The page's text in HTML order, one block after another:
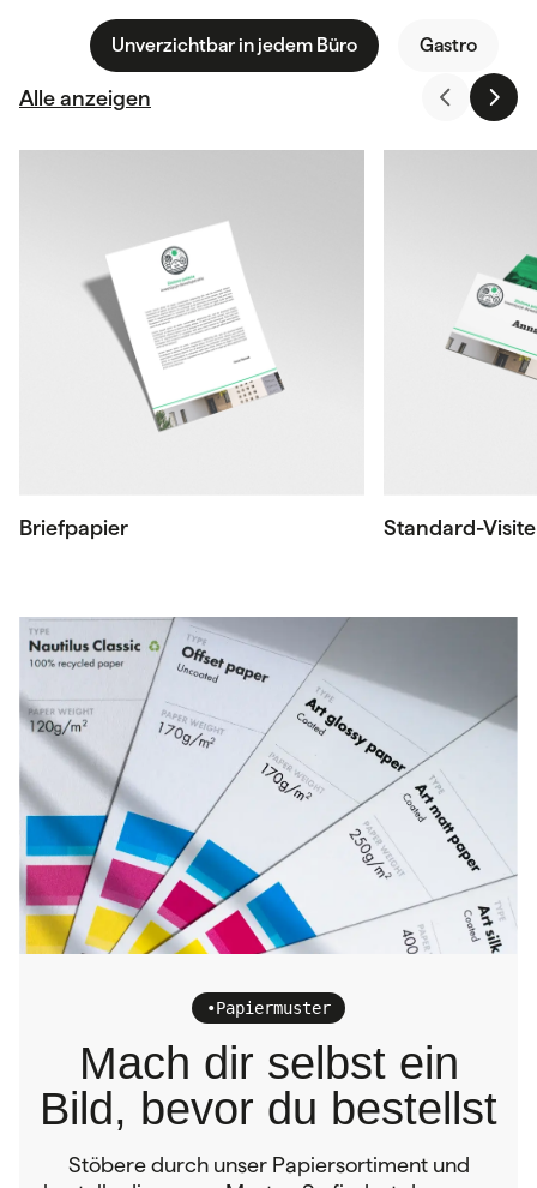
Unverzichtbar in jedem Büro Gastro
Alle anzeigen
Briefpapier Standard-
•Papiermuster
Mach dir selbst ein
Bild, bevor du bestellst
Stöbere durch unser Papiersortiment und